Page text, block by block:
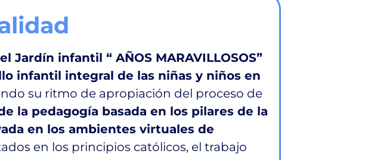
Jardín infantil “ AÑOS MARAVILLOSOS”
infantil integral de las niñas y niños en
su ritmo de apropiación del proceso de
la pedagogía basada en los pilares de la
en los ambientes virtuales de
en los principios católicos, el trabajo